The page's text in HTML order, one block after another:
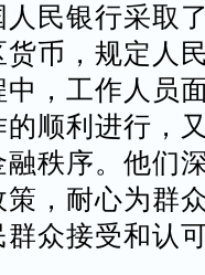
民银行采取
币，规定人
，工作人员
顺利进行，
秩序。他们
，耐心为群
众接受和认